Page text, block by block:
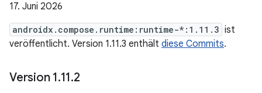
17. Juni 2026
androidx.compose.runtime:runtime-*:1.11.3 ist
veröffentlicht. Version 1.11.3 enthält diese Commits.
Version 1.11.2